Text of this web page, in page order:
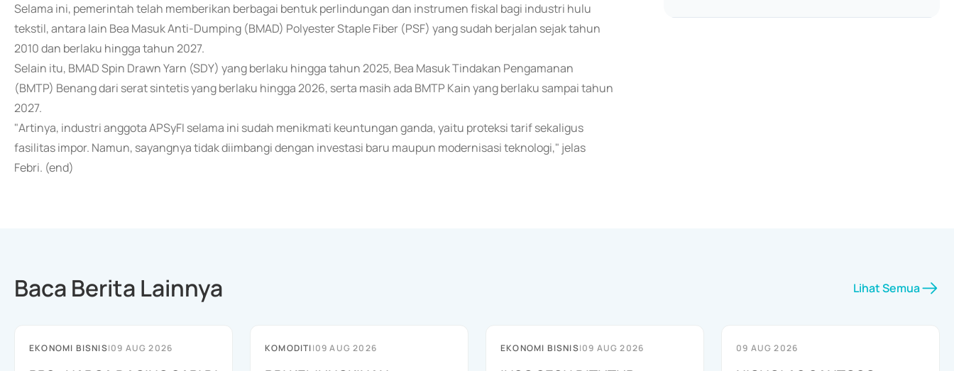
Selama ini, pemerintah telah memberikan berbagai bentuk perlindungan dan instrumen fiskal bagi industri hulu
tekstil, antara lain Bea Masuk Anti-Dumping (BMAD) Polyester Staple Fiber (PSF) yang sudah berjalan sejak tahun
2010 dan berlaku hingga tahun 2027.
Selain itu, BMAD Spin Drawn Yarn (SDY) yang berlaku hingga tahun 2025, Bea Masuk Tindakan Pengamanan
(BMTP) Benang dari serat sintetis yang berlaku hingga 2026, serta masih ada BMTP Kain yang berlaku sampai tahun
2027.
"Artinya, industri anggota APSyFI selama ini sudah menikmati keuntungan ganda, yaitu proteksi tarif sekaligus
fasilitas impor. Namun, sayangnya tidak diimbangi dengan investasi baru maupun modernisasi teknologi," jelas
Febri. (end)
Baca Berita Lainnya Lihat Semua
EKONOMI BISNIS|09 AUG 2026 KOMODITI|09 AUG 2026 EKONOMI BISNIS|09 AUG 2026 09 AUG 2026